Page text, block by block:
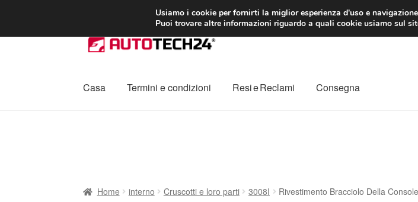
CONSEGNA da 7 EUR
Vai
alla
Vai
al
Casa Termini e condizioni Resi e Reclami Consegna
Home interno Cruscotti e loro parti 3008I Rivestimento Bracciolo Della
Usiamo i cookie per fornirti la miglior esperienza d'uso e
Puoi trovare altre informazioni riguardo a quali cookie usiamo sul